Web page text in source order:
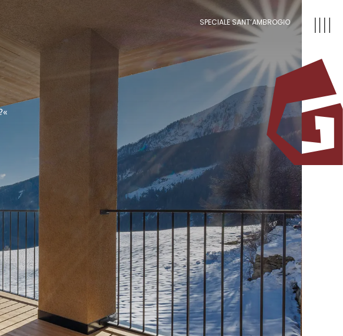
SPECIALE SANT’AMBROGIO